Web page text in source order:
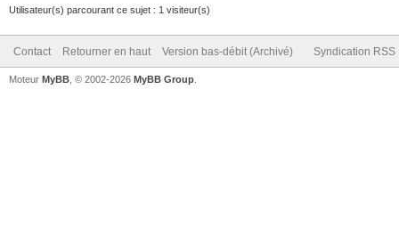
Utilisateur(s) parcourant ce sujet : 1 visiteur(s)
Contact Retourner en haut Version bas-débit (Archivé) Syndication RSS
Moteur MyBB , © 2002-2026 MyBB Group